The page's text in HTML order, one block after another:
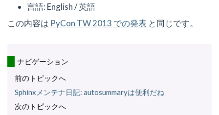
言語: English / 英語
この内容は PyCon TW 2013 での発表 と同じです。
ナビゲーション
前のトピックへ
Sphinxメンテナ日記: autosummaryは便利だね
次のトピックへ